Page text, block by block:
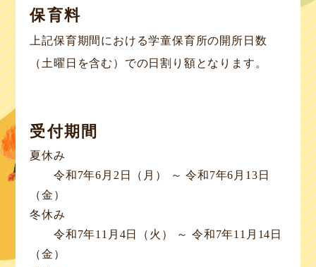
保育料
上記保育期間における学童保育所の開所日数
（土曜日を含む）での日割り額となります。
受付期間
夏休み
令和7年6月2日（月） ～ 令和7年6月13日
（金）
冬休み
令和7年11月4日（火） ～ 令和7年11月14日
（金）